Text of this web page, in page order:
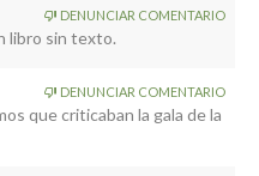
hay que verlo con
¿?es el publico de este
DENUNCIAR COMENTARIO
libro sin texto.
DENUNCIAR COMENTARIO
que criticaban la gala de la